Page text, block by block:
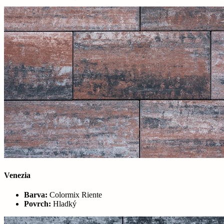
Venezia
Barva: Colormix Riente
Povrch: Hladký